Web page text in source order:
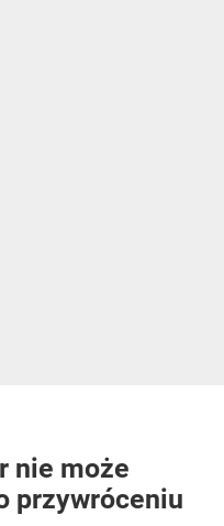
nie może
przywróceniu